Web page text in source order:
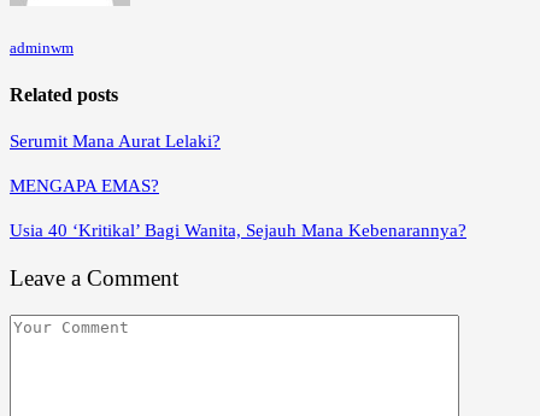
adminwm
Related posts
Serumit Mana Aurat Lelaki?
MENGAPA EMAS?
Usia 40 ‘Kritikal’ Bagi Wanita, Sejauh Mana Kebenarannya?
Leave a Comment